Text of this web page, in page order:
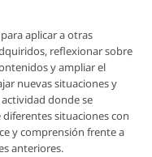
aplicar a otras
reflexionar sobre
y ampliar el
nuevas situaciones y
donde se
situaciones con
y comprensión frente a
anteriores.